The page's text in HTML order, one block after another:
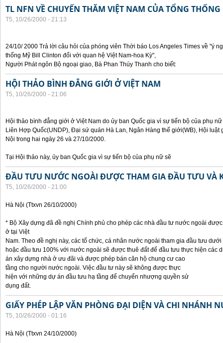
TL NFN VỀ CHUYẾN THĂM VIỆT NAM CỦA TỔNG
T5, 10/26/2000 - 21:13
24/10/ 2000 Trả lời câu hỏi của phóng viên Thời báo Los Angeles Times về "ý
thống Mỹ Bill Clinton đối với quan hệ Việt Nam-hoa Kỳ",
Người Phát ngôn Bộ ngoại giao, Bà Phan Thúy Thanh cho biết:
HỘI THẢO BÌNH ĐẲNG GIỚI Ở VIỆT NAM
T5, 10/26/2000 - 21:06
Hội thảo bình đẳng giới ở Việt Nam do ủy ban Quốc gia vì sự tiến bộ của phụ
Liên Hợp Quốc(UNDP), Đại sứ quán Hà Lan, Ngân Hàng thế giới(WB), Hội luật
Nội trong hai ngày 26 và 27/10/2000.
Tại Hội thảo này, ủy ban Quốc gia vì sự tiến bộ của phụ nữ sẽ
ĐẦU TƯU NƯỚC NGOÀI ĐƯỢC THAM GIA ĐẦU TƯU VÀ
T5, 10/26/2000 - 21:00
Hà Nội (Ttxvn 26/10/2000)
* Bộ Xây dựng đã đề nghị Chính phủ cho phép các nhà đầu tư nước ngoài
ở tại Việt
Nam. Theo đề nghị này, các tổ chức, cá nhân nước ngoài tham gia đầu tưu
hoặc đầu tưu 100% với nước ngoài sẽ được thuê đất để đầu tưu thực hiện các
án xây dựng nhà ở ưu đãi và được phép bán căn hộ chung cư cao
tầng cho người nước ngoài. Việc đầu tư này sẽ không được thực
hiện với những dự án đầu tưu hạ tầng để chuyển nhượng quyền sử
dụng đất.
GIẤY PHÉP LẬP VĂN PHÒNG ĐẠI DIỆN VÀ CHI NHÁNH
T5, 10/26/2000 - 01:16
Hà Nội (Ttxvn 24/10/2000)